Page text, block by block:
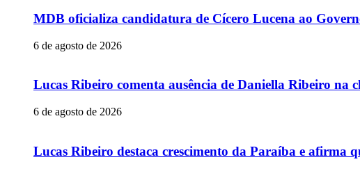
MDB oficializa candidatura de Cícero Lucena ao
6 de agosto de 2026
Lucas Ribeiro comenta ausência de Daniella Ribeiro na
6 de agosto de 2026
Lucas Ribeiro destaca crescimento da Paraíba e afirma